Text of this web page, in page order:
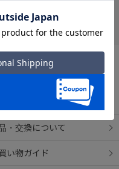
・交換について
い物ガイド